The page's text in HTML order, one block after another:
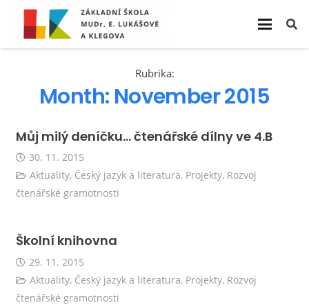
Rubrika:
Month: November 2015
Můj milý deníčku… čtenářské dílny ve 4.B
30. 11. 2015
Aktuality, Český jazyk a literatura, Projekty, Rozvoj
čtenářské gramotnosti
Školní knihovna
29. 11. 2015
Aktuality, Český jazyk a literatura, Projekty, Rozvoj
čtenářské gramotnosti